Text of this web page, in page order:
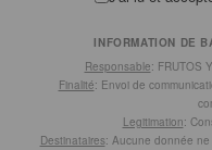
INFORMATION DE
Responsable: FRUTOS
Finalité: Envoi de
Legitimation:
Destinataires: Aucune donnée ne